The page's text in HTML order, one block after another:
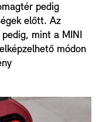
pedig
előtt. Az
mint a MINI
módon